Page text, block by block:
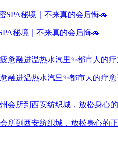
秘境｜不来真的会后悔🚗
融进温热水汽里✨都市人的疗愈
所到西安纺织城，放松身心的